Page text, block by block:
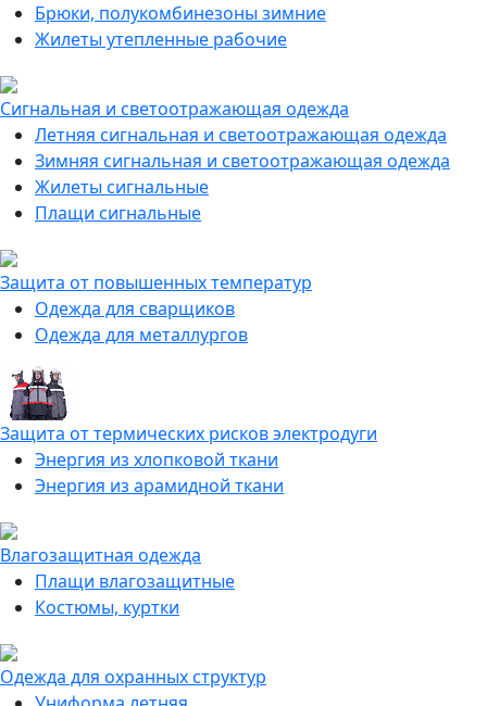
Брюки, полукомбинезоны зимние
Жилеты утепленные рабочие
Сигнальная и светоотражающая одежда
Летняя сигнальная и светоотражающая одежда
Зимняя сигнальная и светоотражающая одежда
Жилеты сигнальные
Плащи сигнальные
Защита от повышенных температур
Одежда для сварщиков
Одежда для металлургов
Защита от термических рисков электродуги
Энергия из хлопковой ткани
Энергия из арамидной ткани
Влагозащитная одежда
Плащи влагозащитные
Костюмы, куртки
Одежда для охранных структур